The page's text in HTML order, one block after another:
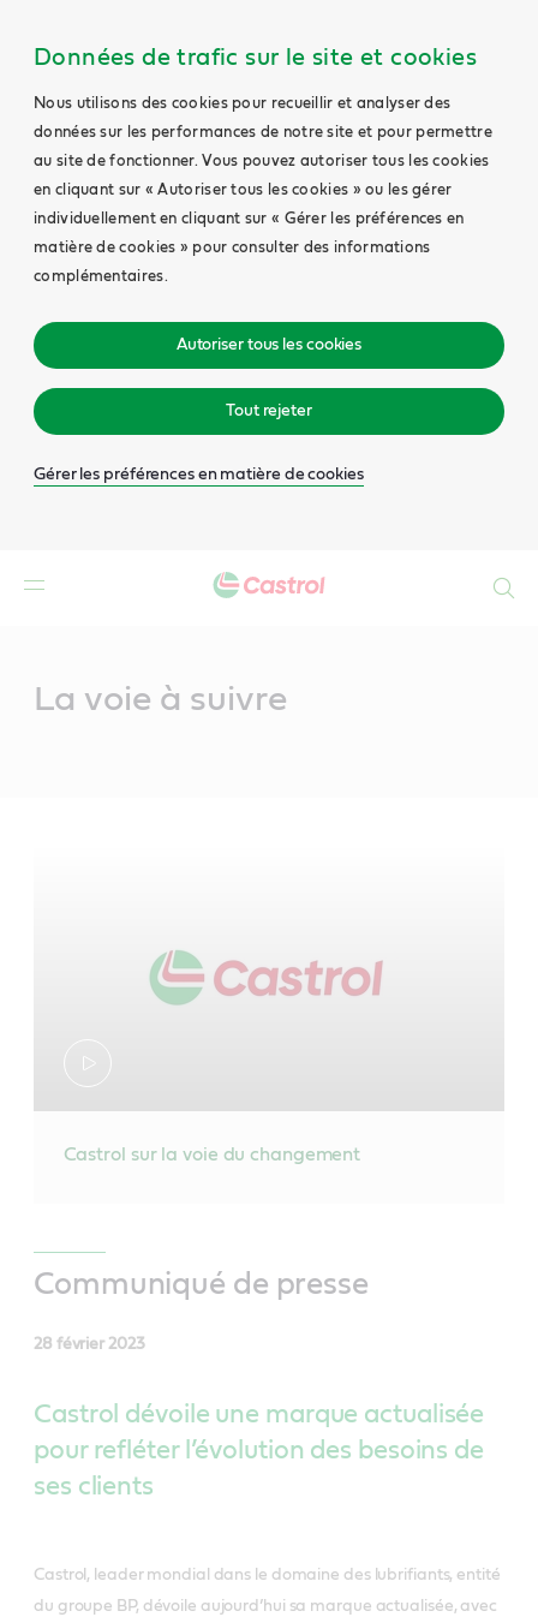
Données de trafic sur le site et cookies
Nous utilisons des cookies pour recueillir et analyser des
données sur les performances de notre site et pour permettre
au site de fonctionner. Vous pouvez autoriser tous les cookies
en cliquant sur « Autoriser tous les cookies » ou les gérer
individuellement en cliquant sur « Gérer les préférences en
matière de cookies » pour consulter des informations
complémentaires.
Autoriser tous les cookies
Tout rejeter
Gérer les préférences en matière de cookies
La voie à suivre
Castrol sur la voie du changement
Communiqué de presse
28 février 2023
Castrol dévoile une marque actualisée
pour refléter l’évolution des besoins de
ses clients
Castrol, leader mondial dans le domaine des lubrifiants, entité
du groupe BP, dévoile aujourd’hui sa marque actualisée, avec